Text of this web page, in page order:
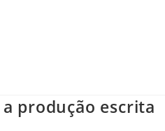
produção escrita